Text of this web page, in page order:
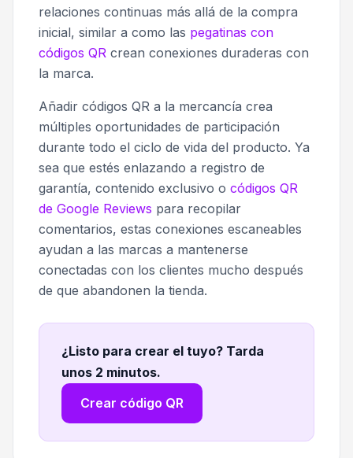
relaciones continuas más allá de la compra
inicial, similar a como las pegatinas con
códigos QR crean conexiones duraderas con
la marca.
Añadir códigos QR a la mercancía crea
múltiples oportunidades de participación
durante todo el ciclo de vida del producto. Ya
sea que estés enlazando a registro de
garantía, contenido exclusivo o códigos QR
de Google Reviews para recopilar
comentarios, estas conexiones escaneables
ayudan a las marcas a mantenerse
conectadas con los clientes mucho después
de que abandonen la tienda.
¿Listo para crear el tuyo? Tarda
unos 2 minutos.
Crear código QR